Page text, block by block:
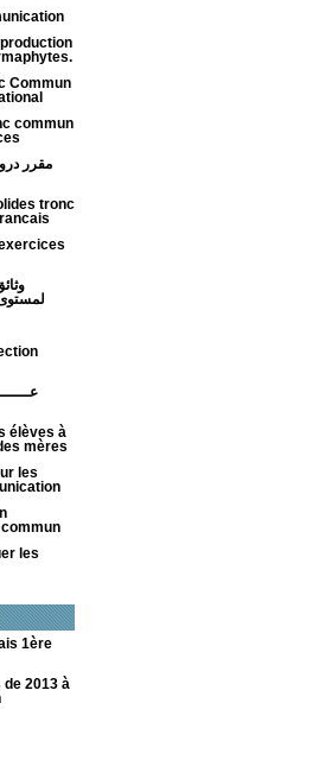
Commun
commun
مقرر
tronc
élèves à
mères
les
les
1ère
2013 à